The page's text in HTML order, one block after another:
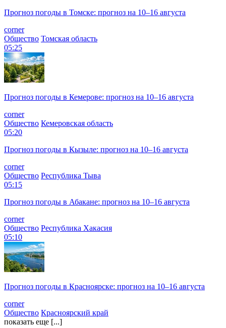
Прогноз погоды в Томске: прогноз на 10–16 августа
corner
Общество Томская область
05:25
Прогноз погоды в Кемерове: прогноз на 10–16 августа
corner
Общество Кемеровская область
05:20
Прогноз погоды в Кызыле: прогноз на 10–16 августа
corner
Общество Республика Тыва
05:15
Прогноз погоды в Абакане: прогноз на 10–16 августа
corner
Общество Республика Хакасия
05:10
Прогноз погоды в Красноярске: прогноз на 10–16 августа
corner
Общество Красноярский край
показать еще [...]